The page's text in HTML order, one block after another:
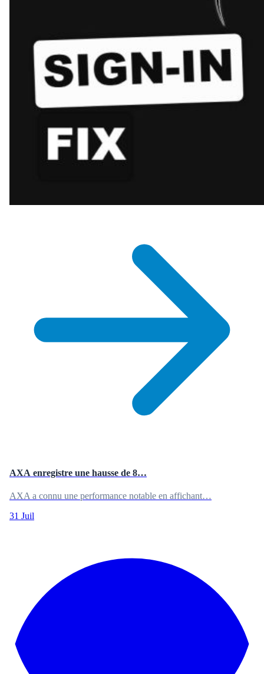
AXA enregistre une hausse de 8…
AXA a connu une performance notable en affichant…
31 Juil